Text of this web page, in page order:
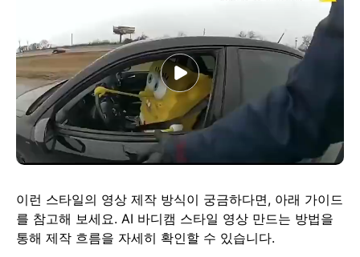
이런 스타일의 영상 제작 방식이 궁금하다면, 아래 가이드
를 참고해 보세요. AI 바디캠 스타일 영상 만드는 방법을
통해 제작 흐름을 자세히 확인할 수 있습니다.